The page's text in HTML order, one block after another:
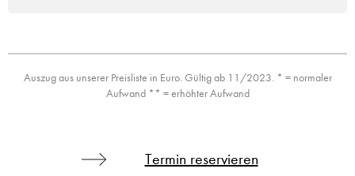
Auszug aus unserer Preisliste in Euro. Gültig ab 11/2023. * = normaler
Aufwand ** = erhöhter Aufwand
Termin reservieren